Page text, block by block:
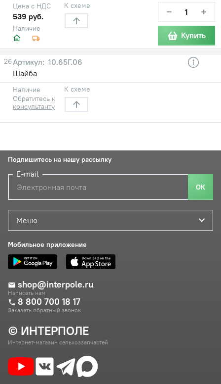
Наличие
Цена с НДС
539 руб.
К схеме − +
Купить
26
10.65Г.06
Шайба
Наличие
Обратитесь к
консультанту
К схеме
© ИНТЕРПОЛЕ
Интернет-магазин сельхоззапчастей
Меню
Мобильное приложение
shop@interpole.ru
Написать нам
8 800 700 18 17
Заказать обратный звонок
Подпишитесь на нашу рассылку
E-mail
ОК